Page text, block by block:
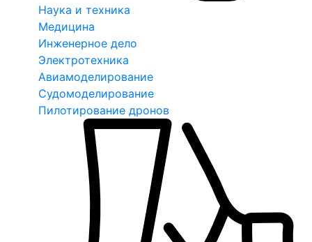
Наука и техника
Медицина
Инженерное дело
Электротехника
Авиамоделирование
Судомоделирование
Пилотирование дронов